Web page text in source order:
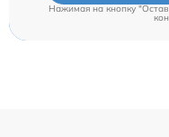
Нажимая на кнопку